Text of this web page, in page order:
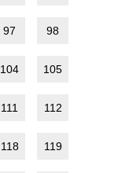
97 98
104 105
111 112
118 119